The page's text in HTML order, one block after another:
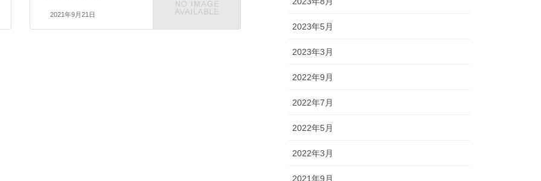
2021年9月21日
2023年5月
2023年3月
2022年9月
2022年7月
2022年5月
2022年3月
2021年9月